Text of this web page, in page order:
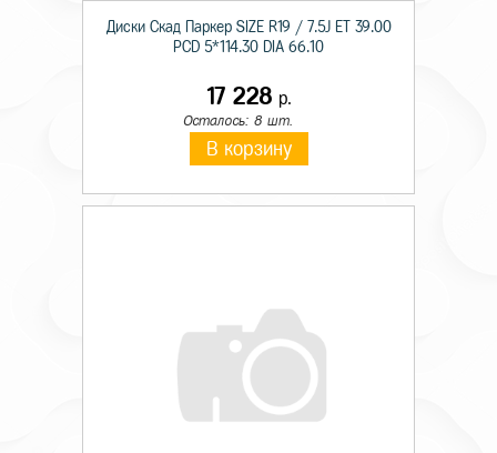
Диски Скад Паркер SIZE R19 / 7.5J ET 39.00
PCD 5*114.30 DIA 66.10
17 228 р.
Осталось: 8 шт.
В корзину